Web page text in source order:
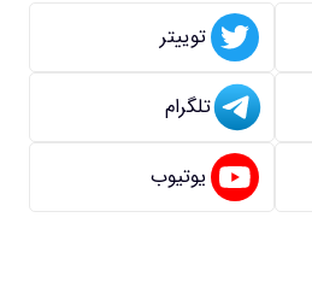
توییتر
تلگرام
یوتیوب